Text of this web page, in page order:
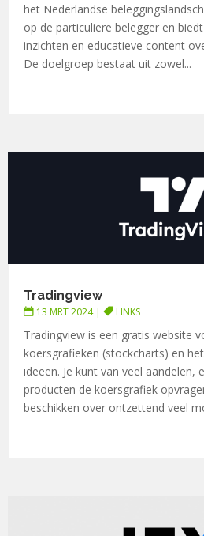
het Nederlandse
op de particuliere belegger en
inzichten en educatieve content
De doelgroep bestaat uit zowel...
Tradingview
13 MRT 2024| LINKS
Tradingview is een gratis website
koersgrafieken (stockcharts) en
ideeën. Je kunt van veel aandelen,
producten de koersgrafiek
beschikken over ontzettend veel